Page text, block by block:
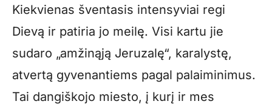
Kiekvienas šventasis intensyviai regi
Dievą ir patiria jo meilę. Visi kartu jie
sudaro „amžinąją Jeruzalę“, karalystę,
atvertą gyvenantiems pagal palaiminimus.
Tai dangiškojo miesto, į kurį ir mes